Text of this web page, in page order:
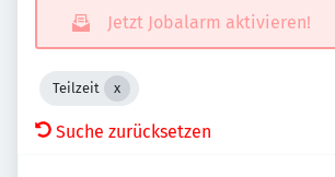
Jetzt Jobalarm aktivieren!
Teilzeit
Suche zurücksetzen